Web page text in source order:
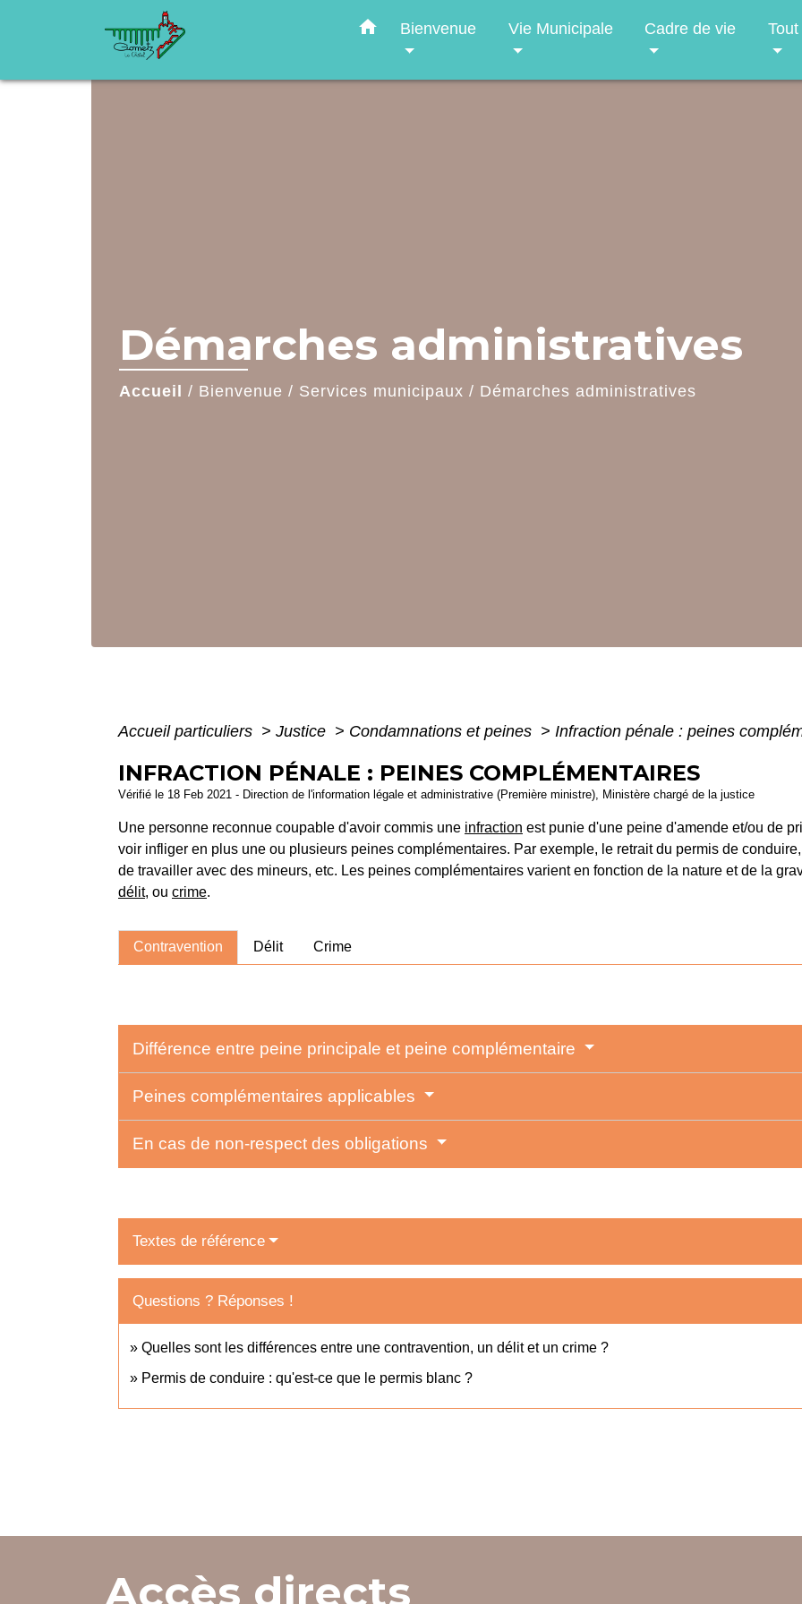
home Bienvenue Vie Municipale Cadre de vie
Démarches administratives
Accueil / Bienvenue / Services municipaux / Démarches administratives
Accueil particuliers > Justice > Condamnations et peines > Infraction pénale : peines
INFRACTION PÉNALE : PEINES COMPLÉMENTAIRES
Vérifié le 18 Feb 2021 - Direction de l'information légale et administrative (Première ministre), Ministère chargé de la justice
Une personne reconnue coupable d'avoir commis une infraction est punie d'une peine d'amende et/ou de
voir infliger en plus une ou plusieurs peines complémentaires. Par exemple, le retrait du permis de
de travailler avec des mineurs, etc. Les peines complémentaires varient en fonction de la nature et de la
délit, ou crime.
Contravention Délit Crime
Différence entre peine principale et peine complémentaire
Peines complémentaires applicables
En cas de non-respect des obligations
Textes de référence
Questions ? Réponses !
Quelles sont les différences entre une contravention, un délit et un crime ?
Permis de conduire : qu'est-ce que le permis blanc ?
Accès directs